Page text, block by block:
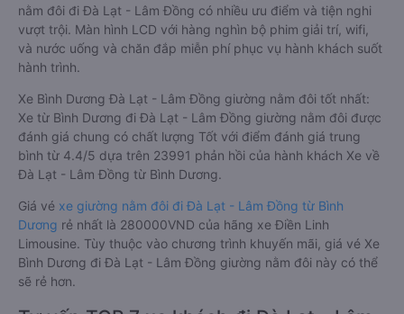
nằm đôi đi Đà Lạt - Lâm Đồng có nhiều ưu điểm và tiện nghi
vượt trội. Màn hình LCD với hàng nghìn bộ phim giải trí, wifi,
và nước uống và chăn đắp miễn phí phục vụ hành khách suốt
hành trình.
Xe Bình Dương Đà Lạt - Lâm Đồng giường nằm đôi tốt nhất:
Xe từ Bình Dương đi Đà Lạt - Lâm Đồng giường nằm đôi được
đánh giá chung có chất lượng Tốt với điểm đánh giá trung
bình từ 4.4/5 dựa trên 23991 phản hồi của hành khách Xe về
Đà Lạt - Lâm Đồng từ Bình Dương.
Giá vé xe giường nằm đôi đi Đà Lạt - Lâm Đồng từ Bình
Dương rẻ nhất là 280000VND của hãng xe Điền Linh
Limousine. Tùy thuộc vào chương trình khuyến mãi, giá vé Xe
Bình Dương đi Đà Lạt - Lâm Đồng giường nằm đôi này có thể
sẽ rẻ hơn.